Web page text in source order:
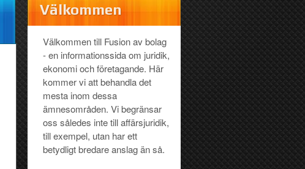
Välkommen
Välkommen till Fusion av bolag
- en informationssida om juridik,
ekonomi och företagande. Här
kommer vi att behandla det
mesta inom dessa
ämnesområden. Vi begränsar
oss således inte till affärsjuridik,
till exempel, utan har ett
betydligt bredare anslag än så.